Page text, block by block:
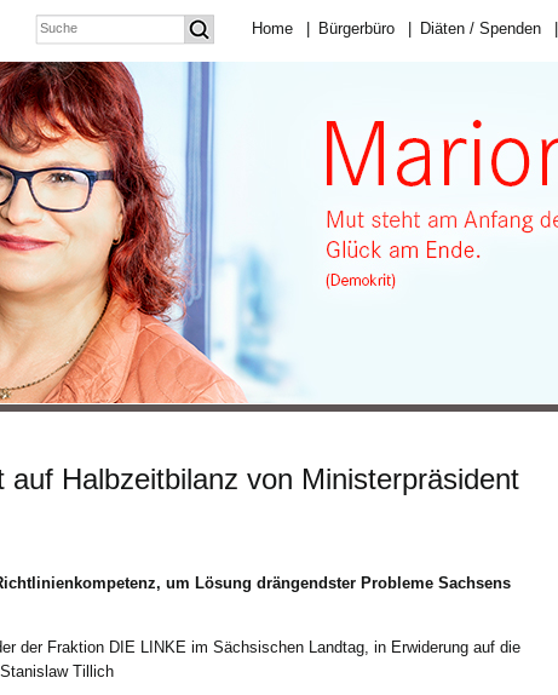
Home Bürgerbüro Diäten / Spenden
auf Halbzeitbilanz von Ministerpräsident
um Lösung drängendster Probleme Sachsens
der Fraktion DIE LINKE im Sächsischen Landtag, in Erwiderung auf die
Tillich